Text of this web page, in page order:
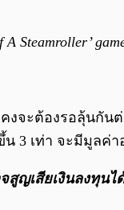
Steamroller’
จะต้องรอลุ้นกั
3 เท่า จะมีมูลค่
สูญเสียเงินลงทุ